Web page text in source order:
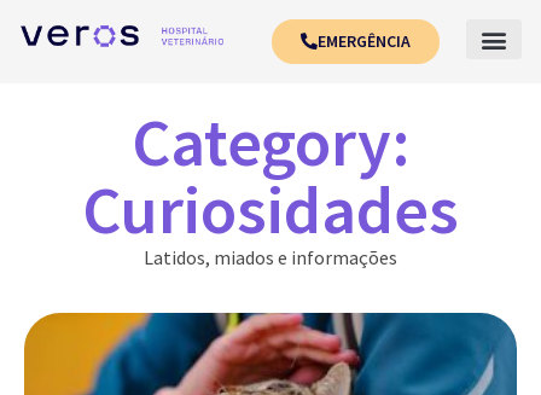
EMERGÊNCIA
Category:
Curiosidades
Latidos, miados e informações